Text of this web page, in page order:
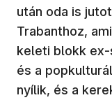
után oda is
Trabanthoz,
keleti blokk
és a
nyílik, és a